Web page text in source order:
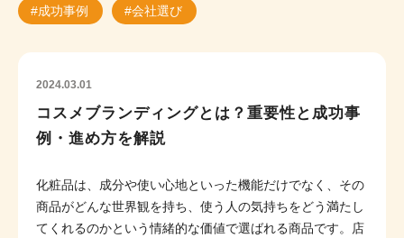
#成功事例 #会社選び
2024.03.01
コスメブランディングとは？重要性と成功事
例・進め方を解説
化粧品は、成分や使い心地といった機能だけでなく、その
商品がどんな世界観を持ち、使う人の気持ちをどう満たし
てくれるのかという情緒的な価値で選ばれる商品です。店